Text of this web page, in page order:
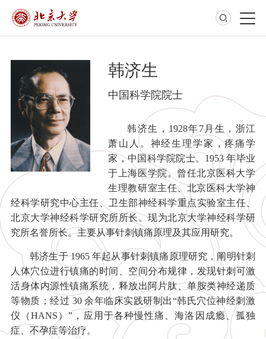
韩济生
中国科学院院士
韩济生，1928年7月生，浙江
萧山人。神经生理学家，疼痛学
家，中国科学院院士。1953 年毕业
于上海医学院。曾任北京医科大学
生理教研室主任、北京医科大学神
经科学研究中心主任、卫生部神经科学重点实验室主任、
北京大学神经科学研究所所长。现为北京大学神经科学研
究所名誉所长。主要从事针刺镇痛原理及其应用研究。
韩济生于 1965 年起从事针刺镇痛原理研究，阐明针刺
人体穴位进行镇痛的时间、空间分布规律，发现针刺可激
活身体内源性镇痛系统，释放出阿片肽、单胺类神经递质
等物质；经过 30 余年临床实践研制出“韩氏穴位神经刺激
仪（HANS）”，应用于各种慢性痛、海洛因成瘾、孤独
症、不孕症等治疗。